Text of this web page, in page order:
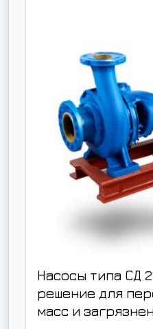
Насосы типа СД
решение для
масс и